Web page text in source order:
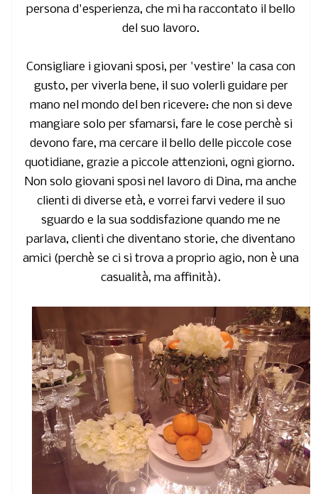
persona d'esperienza, che mi ha raccontato il bello
del suo lavoro.
Consigliare i giovani sposi, per 'vestire' la casa con
gusto, per viverla bene, il suo volerli guidare per
mano nel mondo del ben ricevere: che non si deve
mangiare solo per sfamarsi, fare le cose perchè si
devono fare, ma cercare il bello delle piccole cose
quotidiane, grazie a piccole attenzioni, ogni giorno.
Non solo giovani sposi nel lavoro di Dina, ma anche
clienti di diverse età, e vorrei farvi vedere il suo
sguardo e la sua soddisfazione quando me ne
parlava, clienti che diventano storie, che diventano
amici (perchè se ci si trova a proprio agio, non è una
casualità, ma affinità).